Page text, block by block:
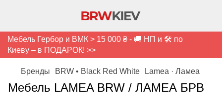
Мебель Гербор и ВМК > 15 000 ₴ - 🚚 НП и 🛠️ по
Киеву – в ПОДАРОК! >>
Бренды BRW • Black Red White Lamea · Ламеа
Мебель LAMEA BRW / ЛАМЕА БРВ